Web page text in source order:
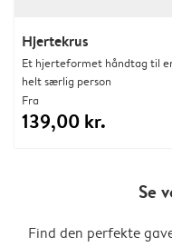
Hjertekrus
Et hjerteformet håndtag til
helt særlig person
Fra
139,00 kr.
Se
Find den perfekte